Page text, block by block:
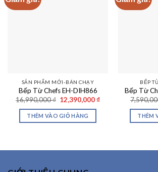
SẢN PHẨM MỚI-BÁN CHẠY
Bếp Từ Chefs EH-DIH866
16,990,000₫ Giá
gốc
là:
16,990,000 ₫.
12,390,000 ₫Giá
12,390,000 ₫.
THÊM VÀO GIỎ HÀNG
BẾP
Bếp Từ
THÊM